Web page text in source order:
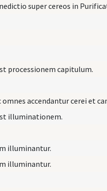
processionem capitulum.
illuminationem.
illuminantur.
illuminantur.